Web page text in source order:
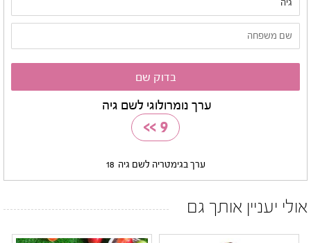
ערך נומרולוגי לשם גיה
9
>>
ערך בגימטריה לשם גיה 18
אולי יעניין אותך גם